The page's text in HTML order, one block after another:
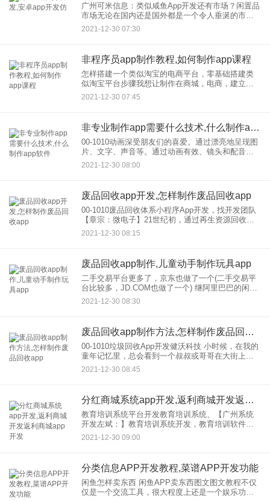
广州可米信息：类似咸鱼App开发还有市场？闲置品
市场无论在国内还是国外都是一个令人垂涎的市
场。当然，这种说法并非空穴来风。调查显示，近
年来，中国在电商的交易总额已经超过20万亿元，
2021-12-30 07:30
非程序员app制作教程,如何制作app课程
怎样搭建一个类似淘宝的电商平台，零基础搭建类
似淘宝平台步骤我想让制作在商城，电商，建立一
个类似淘宝的平台，商家可以在这里购物。像淘宝
这样的应用，多少钱大概要花多少钱？ 打造这么复
2021-12-30 07:45
非专业制作app需要什么技术,什么制作app软件
00-1010动画深受朋友们的喜爱。通过漂亮地呈现图
片、文字、声音等。通过动画有效、镜头和配音，
flash已经是制作知名的动画软件。flash动画除了
flash还有什么软件？本文从易到难介绍了几种制作
2021-12-30 08:00
废品回收app开发,怎样制作废品回收app
00-1010废品回收体系小程序App开发，找开发团队
【章宗：微电子】21世纪初，通过再生资源回收体
系建设试点工作，初步形成了“回收网点分拣中心配
送市场”三位一体的回收体系，适应了当时的社会基
2021-12-30 08:15
废品回收app制作,儿童动手制作玩具app
二手交易平台更多了，京东也做了一个(二手交易平
台比较多，JD.COM也做了一个) 继阿里巴巴的闲
鱼、58同城转等二手交易平台之后，JD.COM也开始
试水二手电商 近日，JD.COM悄悄推
2021-12-30 08:30
废品回收app制作方法,怎样制作废品回收app
00-1010垃圾回收App开发健沃科技 小时候，在我的
童年记忆里，总会看到一个叔叔或哥哥在大街上，
用脚盯着三轮车，嘴里喊着要回收旧家电、废品，
或者只是收集垃圾。随着年龄的增长，城市的变
2021-12-30 08:45
分红商城系统app开发,返利商城开发返利商城app开发
教育培训系统平台开发教育培训系统、【广州系统
开发左斌：】教育培训系统开发，教育培训软件开
发，教育培训app开发，教育培训系统软件、教育培
训系统模型开发、教育培训系统平台开发、教育培
2021-12-30 09:00
分类信息APP开发教程,菜谱APP开发功能
闲鱼怎样卖东西 闲鱼APP卖东西图文图文教程不仅
仅是一个交流工具，很大程度上还是一个娱乐功